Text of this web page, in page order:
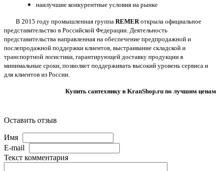
наилучшие конкурентные условия на рынке
В 2015 году промышленная группа REMER открыла официальное
представительство в Российской Федерации. Деятельность
представительства направленная на обеспечение предпродажной и
послепродажной поддержки клиентов, выстраивание складской и
транспортной логистики, гарантирующей доставку продукции в
минимальные сроки, позволяет поддерживать высокий уровень сервиса и
для клиентов из России.
Купить сантехнику в KranShop.ru по лучшим ценам
Оставить отзыв
Имя
E-mail
Текст комментария